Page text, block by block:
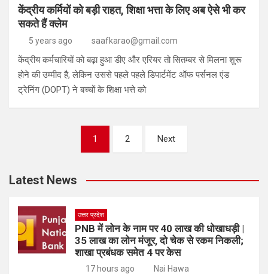
केंद्रीय कर्मियों को बड़ी राहत, शिक्षा भत्ता के लिए अब ऐसे भी कर
सकते हैं क्लेम
5 years ago saafkarao@gmail.com
केंद्रीय कर्मचारियों को बढ़ा हुआ डीए और एरियर तो सितम्बर से मिलना शुरू
होने की उम्मीद है, लेकिन उससे पहले पहले डिपार्टमेंट ऑफ पर्सनल एंड
ट्रेनिंग (DOPT) ने बच्चों के शिक्षा भत्ते को
1 2 Next
Latest News
उत्तर प्रदेश
PNB में लोन के नाम पर 40 लाख की धोखाधड़ी |
35 लाख का लोन मंजूर, दो चेक से रकम निकली;
शाखा प्रबंधक समेत 4 पर केस
17 hours ago Nai Hawa